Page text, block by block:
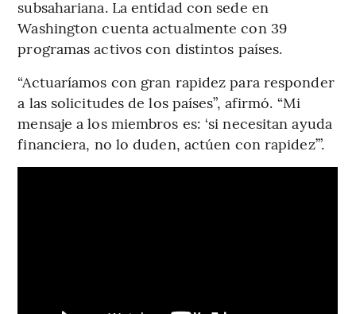
subsahariana. La entidad con sede en
Washington cuenta actualmente con 39
programas activos con distintos países.
“Actuaríamos con gran rapidez para responder
a las solicitudes de los países”, afirmó. “Mi
mensaje a los miembros es: ‘si necesitan ayuda
financiera, no lo duden, actúen con rapidez’”.